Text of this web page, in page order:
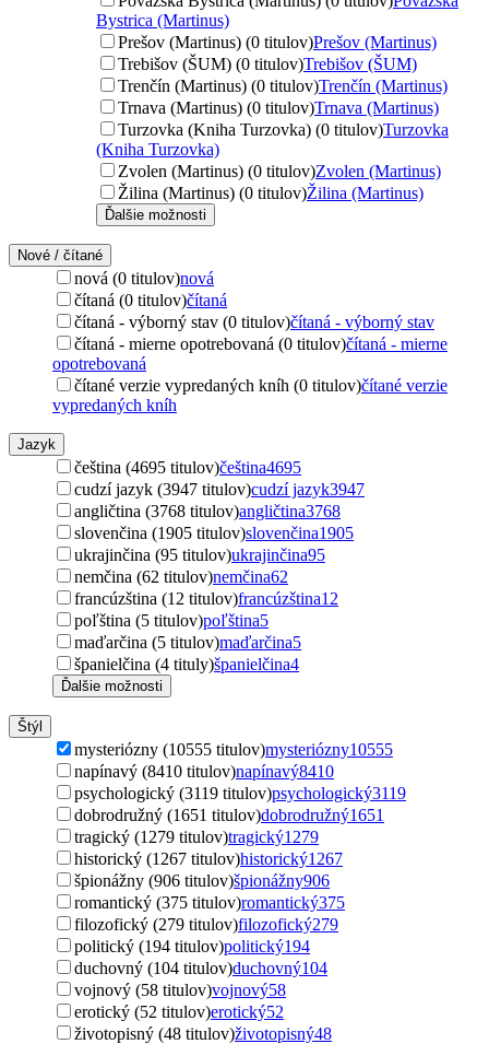
Bystrica (Martinus)
Prešov (Martinus) (0 titulov)Prešov (Martinus)
Trebišov (ŠUM) (0 titulov)Trebišov (ŠUM)
Trenčín (Martinus) (0 titulov)Trenčín (Martinus)
Trnava (Martinus) (0 titulov)Trnava (Martinus)
Turzovka (Kniha Turzovka) (0 titulov)Turzovka
(Kniha Turzovka)
Zvolen (Martinus) (0 titulov)Zvolen (Martinus)
Žilina (Martinus) (0 titulov)Žilina (Martinus)
Ďalšie možnosti
Nové / čítané
nová (0 titulov)nová
čítaná (0 titulov)čítaná
čítaná - výborný stav (0 titulov)čítaná - výborný stav
čítaná - mierne opotrebovaná (0 titulov)čítaná - mierne
opotrebovaná
čítané verzie vypredaných kníh (0 titulov)čítané verzie
vypredaných kníh
Jazyk
čeština (4695 titulov)čeština4695
cudzí jazyk (3947 titulov)cudzí jazyk3947
angličtina (3768 titulov)angličtina3768
slovenčina (1905 titulov)slovenčina1905
ukrajinčina (95 titulov)ukrajinčina95
nemčina (62 titulov)nemčina62
francúzština (12 titulov)francúzština12
poľština (5 titulov)poľština5
maďarčina (5 titulov)maďarčina5
španielčina (4 tituly)španielčina4
Ďalšie možnosti
Štýl
mysteriózny (10555 titulov)mysteriózny10555
napínavý (8410 titulov)napínavý8410
psychologický (3119 titulov)psychologický3119
dobrodružný (1651 titulov)dobrodružný1651
tragický (1279 titulov)tragický1279
historický (1267 titulov)historický1267
špionážny (906 titulov)špionážny906
romantický (375 titulov)romantický375
filozofický (279 titulov)filozofický279
politický (194 titulov)politický194
duchovný (104 titulov)duchovný104
vojnový (58 titulov)vojnový58
erotický (52 titulov)erotický52
životopisný (48 titulov)životopisný48